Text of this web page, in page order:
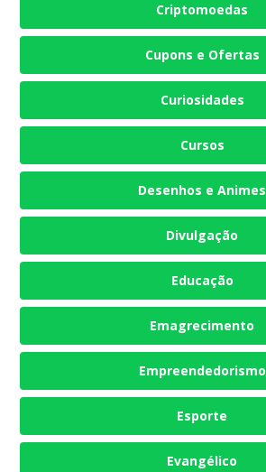
Criptomoedas
Cupons e Ofertas
Curiosidades
Cursos
Desenhos e Animes
Divulgação
Educação
Emagrecimento
Empreendedorismo
Esporte
Evangélico